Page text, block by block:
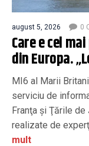
august 5, 2026 0
Care e cel
din Europa.
MI6 al Marii
serviciu de
Franţa şi Ţările
realizate de
mult